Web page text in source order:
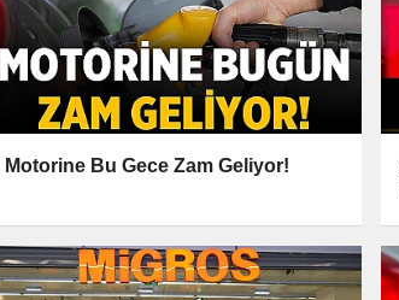
Motorine Bu Gece Zam Geliyor!